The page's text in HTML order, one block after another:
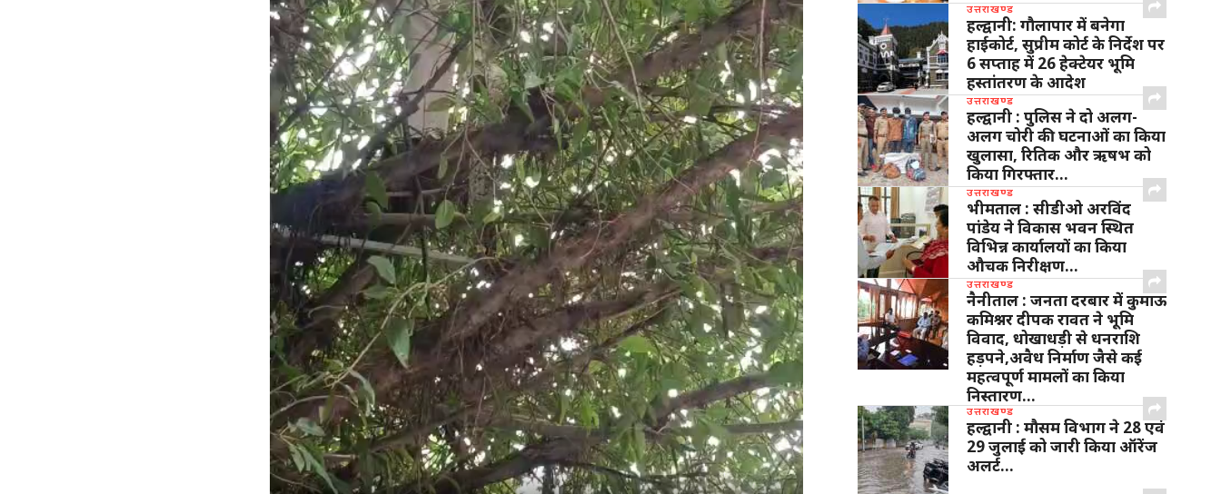
उत्तराखण्ड
हल्द्वानी: गौलापार में बनेगा
हाईकोर्ट, सुप्रीम कोर्ट के निर्देश पर
6 सप्ताह में 26 हेक्टेयर भूमि
हस्तांतरण के आदेश
उत्तराखण्ड
हल्द्वानी : पुलिस ने दो अलग-
अलग चोरी की घटनाओं का किया
खुलासा, रितिक और ऋषभ को
किया गिरफ्तार…
उत्तराखण्ड
भीमताल : सीडीओ अरविंद
पांडेय ने विकास भवन स्थित
विभिन्न कार्यालयों का किया
औचक निरीक्षण…
उत्तराखण्ड
नैनीताल : जनता दरबार में कुमाऊ
कमिश्नर दीपक रावत ने भूमि
विवाद, धोखाधड़ी से धनराशि
हड़पने,अवैध निर्माण जैसे कई
महत्वपूर्ण मामलों का किया
निस्तारण…
उत्तराखण्ड
हल्द्वानी : मौसम विभाग ने 28 एवं
29 जुलाई को जारी किया ऑरेंज
अलर्ट…